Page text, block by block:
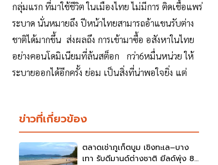
กลุ่มแรก ที่มาใช้ชีวิต ในเมืองไทย ไม่มีการ ติดเชื้อแพร่
ระบาด นั่นหมายถึง ปีหน้าไทยสามารถอ้าแขนรับต่าง
ชาติได้มากขึ้น ส่งผลถึง การเข้ามาซื้อ อสังหาในไทย
อย่างคอนโดมิเนียมที่ล้นสต็อก กว่า6หมื่นหน่วย ให้
ระบายออกได้อีกครั้ง ย่อม เป็นสิ่งที่น่าพอใจยิ่ง แต่
ข่าวที่เกี่ยวข้อง
ตลาดเช่าภูเก็ตบูม เชิงทะเล–บาง
เทา รับดีมานด์ต่างชาติ ยีลด์พุ่ง 8-